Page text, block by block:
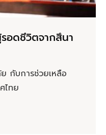
รอดชีวิตจากสึนา
กับการช่วยเหลือ
ไทย